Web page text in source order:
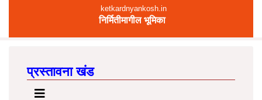
ketkardnyankosh.in
निर्मितीमागील भूमिका
प्रस्तावना खंड